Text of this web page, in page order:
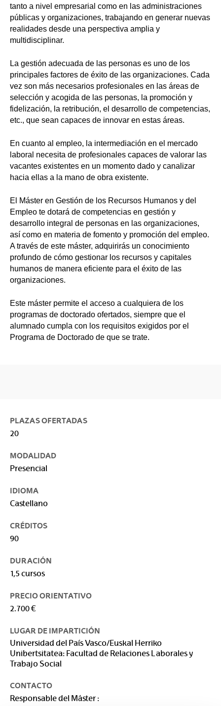
tanto a nivel empresarial como en las administraciones
públicas y organizaciones, trabajando en generar nuevas
realidades desde una perspectiva amplia y
multidisciplinar.
La gestión adecuada de las personas es uno de los
principales factores de éxito de las organizaciones. Cada
vez son más necesarios profesionales en las áreas de
selección y acogida de las personas, la promoción y
fidelización, la retribución, el desarrollo de competencias,
etc., que sean capaces de innovar en estas áreas.
En cuanto al empleo, la intermediación en el mercado
laboral necesita de profesionales capaces de valorar las
vacantes existentes en un momento dado y canalizar
hacia ellas a la mano de obra existente.
El Máster en Gestión de los Recursos Humanos y del
Empleo te dotará de competencias en gestión y
desarrollo integral de personas en las organizaciones,
así como en materia de fomento y promoción del empleo.
A través de este máster, adquirirás un conocimiento
profundo de cómo gestionar los recursos y capitales
humanos de manera eficiente para el éxito de las
organizaciones.
Este máster permite el acceso a cualquiera de los
programas de doctorado ofertados, siempre que el
alumnado cumpla con los requisitos exigidos por el
Programa de Doctorado de que se trate.
PLAZAS OFERTADAS
20
MODALIDAD
Presencial
IDIOMA
Castellano
CRÉDITOS
90
DURACIÓN
1,5 cursos
PRECIO ORIENTATIVO
2.700 €
LUGAR DE IMPARTICIÓN
Universidad del País Vasco/Euskal Herriko
Unibertsitatea: Facultad de Relaciones Laborales y
Trabajo Social
CONTACTO
Responsable del Máster :